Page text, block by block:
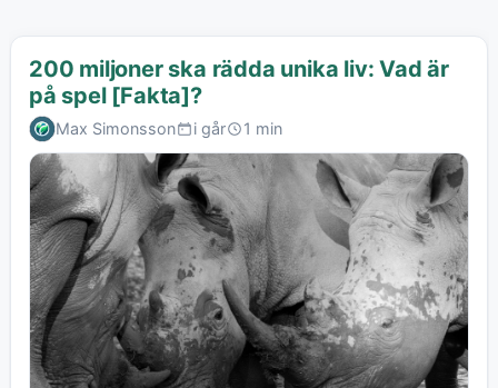
200 miljoner ska rädda unika liv: Vad är
på spel [Fakta]?
Max Simonsson i går 1 min